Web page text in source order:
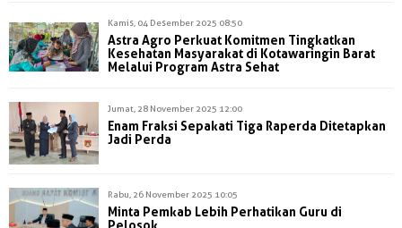
Kamis, 04 Desember 2025 08:50
Astra Agro Perkuat Komitmen Tingkatkan
Kesehatan Masyarakat di Kotawaringin Barat
Melalui Program Astra Sehat
Jumat, 28 November 2025 12:00
Enam Fraksi Sepakati Tiga Raperda Ditetapkan
Jadi Perda
Rabu, 26 November 2025 10:05
Minta Pemkab Lebih Perhatikan Guru di
Pelosok